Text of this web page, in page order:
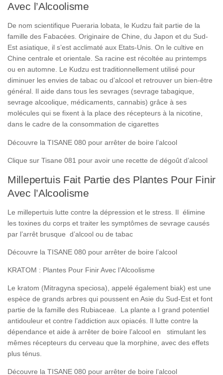
Avec l’Alcoolisme
De nom scientifique Pueraria lobata, le Kudzu fait partie de la
famille des Fabacées. Originaire de Chine, du Japon et du Sud-
Est asiatique, il s’est acclimaté aux Etats-Unis. On le cultive en
Chine centrale et orientale. Sa racine est récoltée au printemps
ou en automne. Le Kudzu est traditionnellement utilisé pour
diminuer les envies de tabac ou d’alcool et retrouver un bien-être
général. Il aide dans tous les sevrages (sevrage tabagique,
sevrage alcoolique, médicaments, cannabis) grâce à ses
molécules qui se fixent à la place des récepteurs à la nicotine,
dans le cadre de la consommation de cigarettes
Découvre la TISANE 080 pour arrêter de boire l’alcool
Clique sur Tisane 081 pour avoir une recette de dégoût d’alcool
Millepertuis Fait Partie des Plantes Pour Finir
Avec l’Alcoolisme
Le millepertuis lutte contre la dépression et le stress. Il élimine
les toxines du corps et traiter les symptômes de sevrage causés
par l’arrêt brusque d’alcool ou de tabac
Découvre la TISANE 080 pour arrêter de boire l’alcool
KRATOM : Plantes Pour Finir Avec l’Alcoolisme
Le kratom (Mitragyna speciosa), appelé également biak) est une
espèce de grands arbres qui poussent en Asie du Sud-Est et font
partie de la famille des Rubiaceae. La plante a I grand potentiel
antidouleur et contre l’addiction aux opiacés. Il lutte contre la
dépendance et aide à arrêter de boire l’alcool en stimulant les
mêmes récepteurs du cerveau que la morphine, avec des effets
plus ténus.
Découvre la TISANE 080 pour arrêter de boire l’alcool